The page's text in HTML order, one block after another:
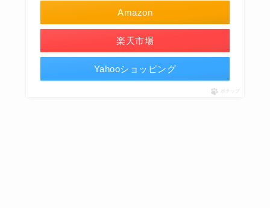
Amazon
楽天市場
Yahooショッピング
ポチップ